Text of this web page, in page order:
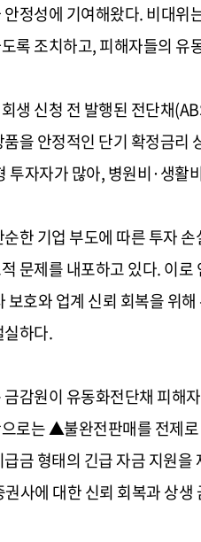
정성에 기여해왔다. 비대위
록 조치하고, 피해자들의 유
생 신청 전 발행된 전단채
을 안정적인 단기 확정금리
투자자가 많아, 병원비·생활
한 기업 부도에 따른 투자
문제를 내포하고 있다. 이
보호와 업계 신뢰 회복을 위
실하다.
감원이 유동화전단채 피해
로는 ▲불완전판매를 전제
금 형태의 긴급 자금 지원
사에 대한 신뢰 회복과 상